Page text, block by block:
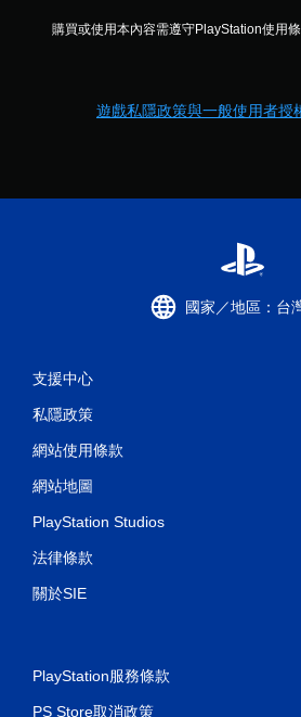
購買或使用本內容需遵守PlayStation使用條
遊戲私隱政策與一般使用者授
國家／地區：台
支援中心
私隱政策
網站使用條款
網站地圖
PlayStation Studios
法律條款
關於SIE
PlayStation服務條款
PS Store取消政策